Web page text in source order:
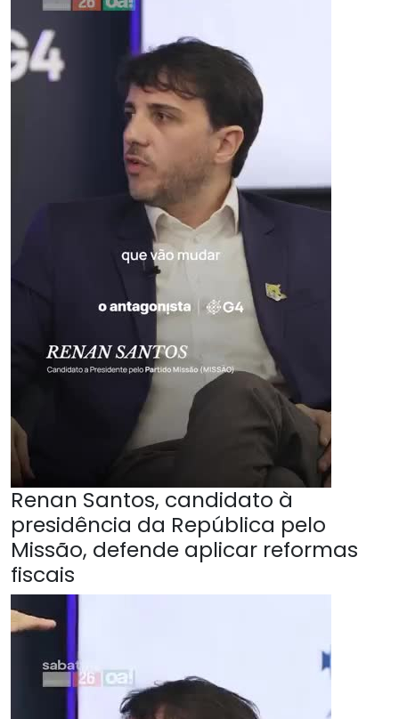
Renan Santos, candidato à
presidência da República pelo
Missão, defende aplicar reformas
fiscais